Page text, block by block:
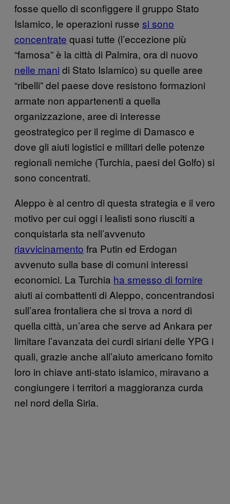
fosse quello di sconfiggere il gruppo Stato
Islamico, le operazioni russe si sono
concentrate quasi tutte (l’eccezione più
“famosa” è la città di Palmira, ora di nuovo
nelle mani di Stato Islamico) su quelle aree
“ribelli” del paese dove resistono formazioni
armate non appartenenti a quella
organizzazione, aree di interesse
geostrategico per il regime di Damasco e
dove gli aiuti logistici e militari delle potenze
regionali nemiche (Turchia, paesi del Golfo) si
sono concentrati.
Aleppo è al centro di questa strategia e il vero
motivo per cui oggi i lealisti sono riusciti a
conquistarla sta nell’avvenuto
riavvicinamento fra Putin ed Erdogan
avvenuto sulla base di comuni interessi
economici. La Turchia ha smesso di fornire
aiuti ai combattenti di Aleppo, concentrandosi
sull’area frontaliera che si trova a nord di
quella città, un’area che serve ad Ankara per
limitare l’avanzata dei curdi siriani delle YPG i
quali, grazie anche all’aiuto americano fornito
loro in chiave anti-stato islamico, miravano a
congiungere i territori a maggioranza curda
nel nord della Siria.